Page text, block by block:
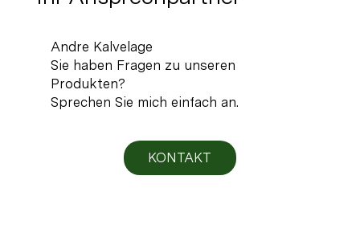
Andre Kalvelage
Sie haben Fragen zu unseren
Produkten?
Sprechen Sie mich einfach an.
KONTAKT